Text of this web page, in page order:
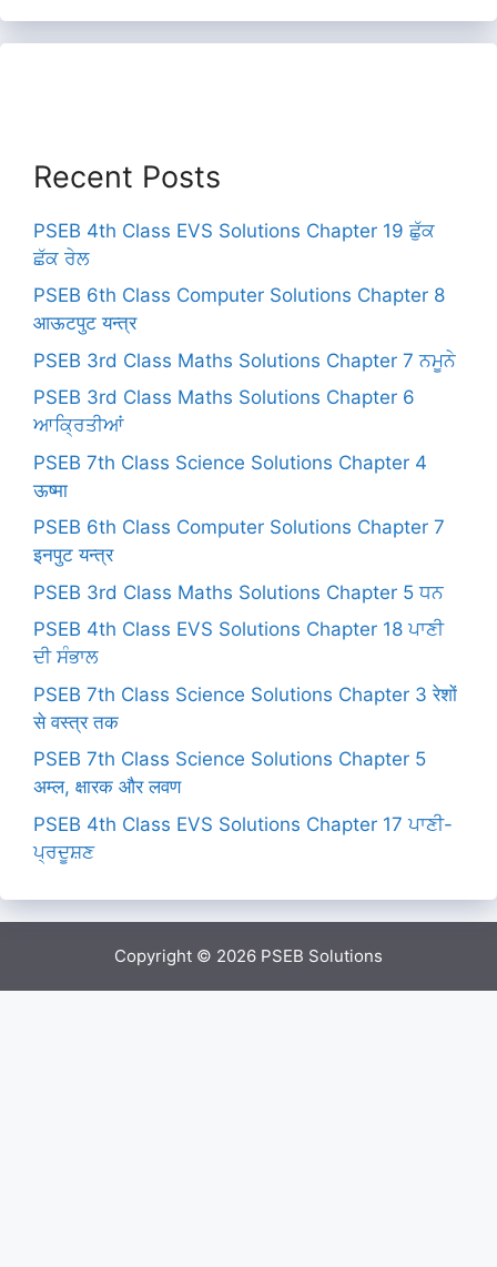
Recent Posts
PSEB 4th Class EVS Solutions Chapter 19 ਛੁੱਕ
ਛੱਕ ਰੇਲ
PSEB 6th Class Computer Solutions Chapter 8
आऊटपुट यन्त्र
PSEB 3rd Class Maths Solutions Chapter 7 ਨਮੂਨੇ
PSEB 3rd Class Maths Solutions Chapter 6
ਆਕ੍ਰਿਤੀਆਂ
PSEB 7th Class Science Solutions Chapter 4
ऊष्मा
PSEB 6th Class Computer Solutions Chapter 7
इनपुट यन्त्र
PSEB 3rd Class Maths Solutions Chapter 5 ਧਨ
PSEB 4th Class EVS Solutions Chapter 18 ਪਾਣੀ
ਦੀ ਸੰਭਾਲ
PSEB 7th Class Science Solutions Chapter 3 रेशों
से वस्त्र तक
PSEB 7th Class Science Solutions Chapter 5
अम्ल, क्षारक और लवण
PSEB 4th Class EVS Solutions Chapter 17 ਪਾਣੀ-
ਪ੍ਰਦੂਸ਼ਣ
Copyright © 2026 PSEB Solutions